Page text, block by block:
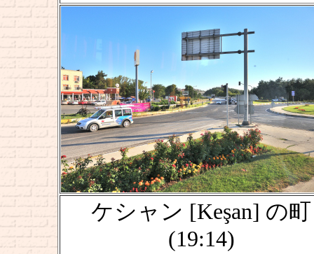
ケシャン [Keşan] の町
(19:14)